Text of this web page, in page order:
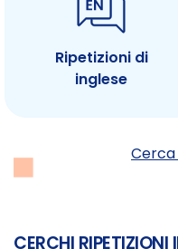
Ripetizioni di
inglese
CERCHI RIPETIZIONI